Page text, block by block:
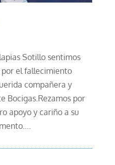
Sotillo sentimos
el fallecimiento
compañera y
Bocigas.Rezamos por
apoyo y cariño a su